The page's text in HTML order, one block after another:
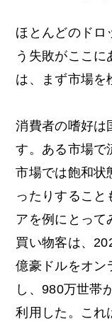
ほとんどのドロ
う失敗がここに
は、まず市場を
消費者の嗜好は
す。ある市場で
市場では飽和状
ったりすること
アを例にとって
買い物客は、
億豪ドルをオン
し、980万世帯
利用した。これ